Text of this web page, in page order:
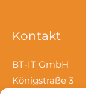
Kontakt
BT-IT GmbH
Königstraße 3